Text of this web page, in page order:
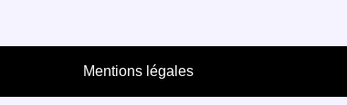
Mentions légales